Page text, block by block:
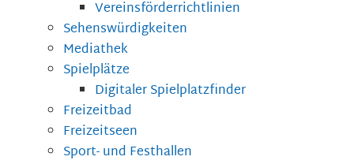
Vereinsförderrichtlinien
Sehenswürdigkeiten
Mediathek
Spielplätze
Digitaler Spielplatzfinder
Freizeitbad
Freizeitseen
Sport- und Festhallen